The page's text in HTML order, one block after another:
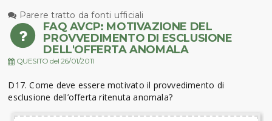
Parere tratto da fonti ufficiali
FAQ AVCP: MOTIVAZIONE DEL
PROVVEDIMENTO DI ESCLUSIONE
DELL'OFFERTA ANOMALA
QUESITO del 26/01/2011
D17. Come deve essere motivato il provvedimento di
esclusione dell’offerta ritenuta anomala?